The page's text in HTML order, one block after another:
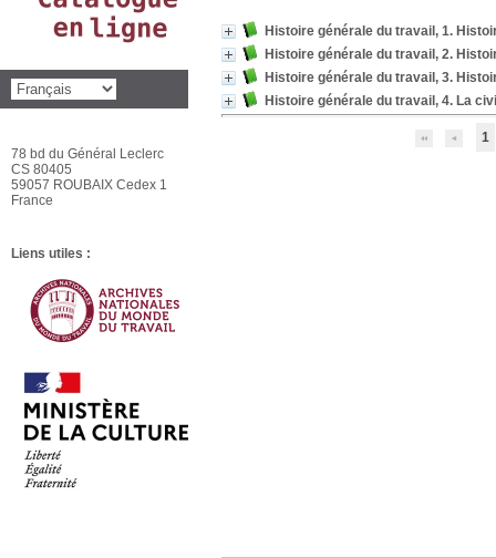
Histoire générale du travail, 1.
Histoire générale du travail, 2.
Histoire générale du travail, 3.
Histoire générale du travail, 4. La
1
78 bd du Général Leclerc
CS 80405
59057 ROUBAIX Cedex 1
France
Liens utiles :